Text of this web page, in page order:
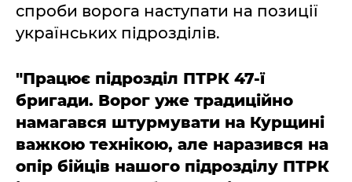
спроби ворога наступати на позиції
українських підрозділів.
"Працює підрозділ ПТРК 47-ї
бригади. Ворог уже традиційно
намагався штурмувати на Курщині
важкою технікою, але наразився на
опір бійців нашого підрозділу ПТРК